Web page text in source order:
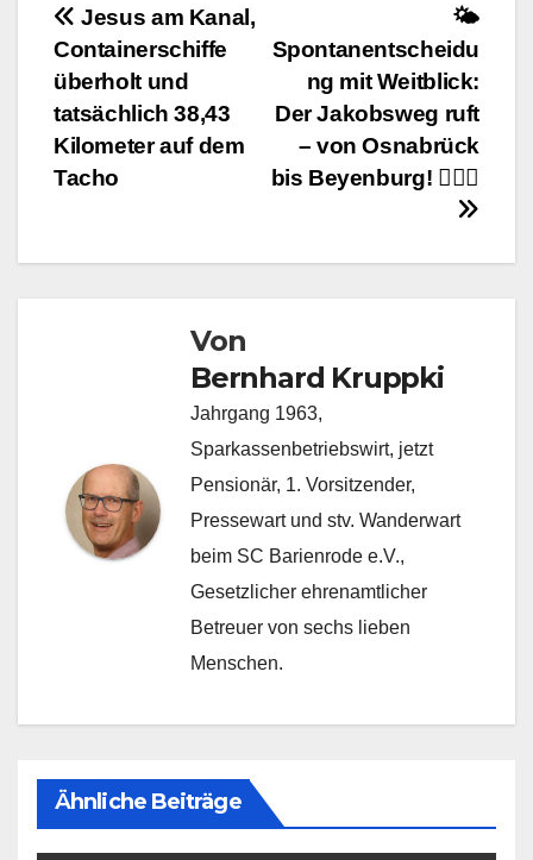
Beitragsnavigation
🌤️
Spontanentscheidu
ng mit Weitblick:
Der Jakobsweg ruft
– von Osnabrück
bis Beyenburg! 🚶‍♂️✨
Jesus am Kanal,
Containerschiffe
überholt und
tatsächlich 38,43
Kilometer auf dem
Tacho
Von
Bernhard Kruppki
Jahrgang 1963,
Sparkassenbetriebswirt, jetzt
Pensionär, 1. Vorsitzender,
Pressewart und stv. Wanderwart
beim SC Barienrode e.V.,
Gesetzlicher ehrenamtlicher
Betreuer von sechs lieben
Menschen.
Ähnliche Beiträge